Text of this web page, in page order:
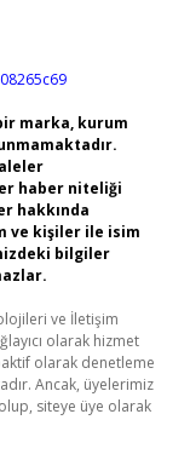
marka, kurum
haber niteliği
hakkında
ve kişiler ile isim
bilgiler
ve İletişim
olarak hizmet
olarak denetleme
Ancak, üyelerimiz
siteye üye olarak